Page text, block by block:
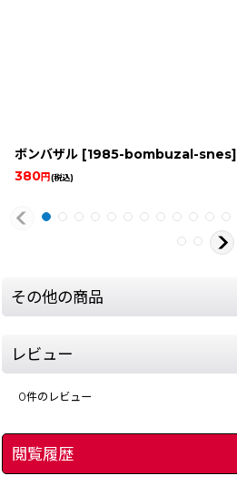
ボンバザル [1985-bombuzal-snes]
380円(税込)
その他の商品
レビュー
0件のレビュー
閲覧履歴